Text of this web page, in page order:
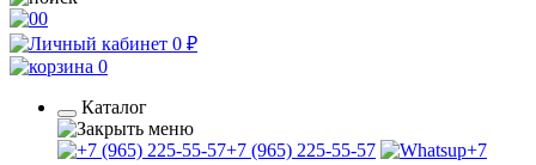
0
0 ₽
0
Каталог
+7 (965) 225-55-57
+7